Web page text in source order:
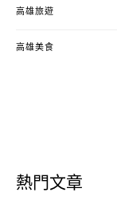
高雄旅遊
高雄美食
熱門文章